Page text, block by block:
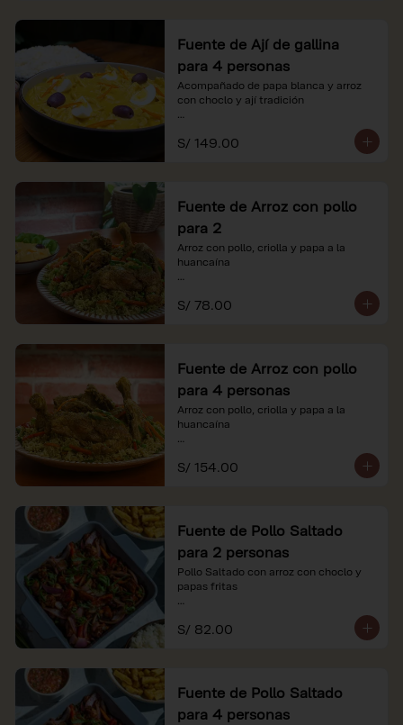
Fuente de Ají de gallina
para 4 personas
Acompañado de papa blanca y arroz
con choclo y ají tradición
*Nuestros precios están expresados en
soles e incluyen impuestos de ley y
S/ 149.00
Fuente de Arroz con pollo
para 2
Arroz con pollo, criolla y papa a la
huancaína
*Nuestros precios están expresados en
soles e incluyen impuestos de ley y
S/ 78.00
Fuente de Arroz con pollo
para 4 personas
Arroz con pollo, criolla y papa a la
huancaína
*Nuestros precios están expresados en
soles e incluyen impuestos de ley y
S/ 154.00
Fuente de Pollo Saltado
para 2 personas
Pollo Saltado con arroz con choclo y
papas fritas
*Nuestros precios están expresados en
soles e incluyen impuestos de ley y
S/ 82.00
Fuente de Pollo Saltado
para 4 personas